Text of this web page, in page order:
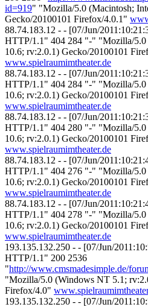
id=919" "Mozilla/5.0 (Macintosh;
Gecko/20100101 Firefox/4.0.1"
88.74.183.12 - - [07/Jun/
HTTP/1.1" 404 284 "-" "Mozilla/5.0
10.6; rv:2.0.1) Gecko/20100101
www.spielraumimtheater.de
88.74.183.12 - - [07/Jun/
HTTP/1.1" 404 284 "-" "Mozilla/5.0
10.6; rv:2.0.1) Gecko/20100101
www.spielraumimtheater.de
88.74.183.12 - - [07/Jun/
HTTP/1.1" 404 280 "-" "Mozilla/5.0
10.6; rv:2.0.1) Gecko/20100101
www.spielraumimtheater.de
88.74.183.12 - - [07/Jun/
HTTP/1.1" 404 276 "-" "Mozilla/5.0
10.6; rv:2.0.1) Gecko/20100101
www.spielraumimtheater.de
88.74.183.12 - - [07/Jun/
HTTP/1.1" 404 278 "-" "Mozilla/5.0
10.6; rv:2.0.1) Gecko/20100101
www.spielraumimtheater.de
193.135.132.250 - - [07/Jun/
HTTP/1.1" 200 2536
"http://www.cmsmadesimple.de/
"Mozilla/5.0 (Windows NT 5.1;
Firefox/4.0"
193.135.132.250 - - [07/Jun/